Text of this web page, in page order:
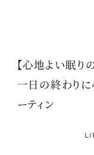
【心地よい眠り
一日の終わりに
ーティン